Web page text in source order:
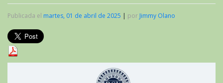
Publicada el martes, 01 de abril de 2025 | por Jimmy Olano